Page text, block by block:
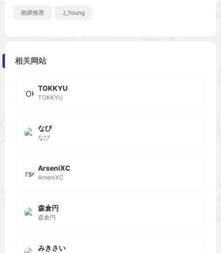
画师推荐 J_Young
相关网站
TOKKYU
TOKKYU
なび
なび
ArseniXC
ArseniXC
森倉円
森倉円
みきさい